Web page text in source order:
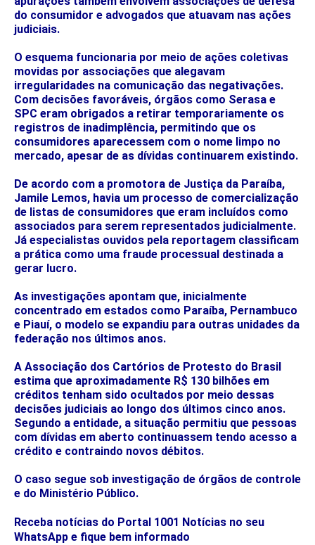
do consumidor e advogados que atuavam nas ações
judiciais.
O esquema funcionaria por meio de ações coletivas
movidas por associações que alegavam
irregularidades na comunicação das negativações.
Com decisões favoráveis, órgãos como Serasa e
SPC eram obrigados a retirar temporariamente os
registros de inadimplência, permitindo que os
consumidores aparecessem com o nome limpo no
mercado, apesar de as dívidas continuarem existindo.
De acordo com a promotora de Justiça da Paraíba,
Jamile Lemos, havia um processo de comercialização
de listas de consumidores que eram incluídos como
associados para serem representados judicialmente.
Já especialistas ouvidos pela reportagem classificam
a prática como uma fraude processual destinada a
gerar lucro.
As investigações apontam que, inicialmente
concentrado em estados como Paraíba, Pernambuco
e Piauí, o modelo se expandiu para outras unidades da
federação nos últimos anos.
A Associação dos Cartórios de Protesto do Brasil
estima que aproximadamente R$ 130 bilhões em
créditos tenham sido ocultados por meio dessas
decisões judiciais ao longo dos últimos cinco anos.
Segundo a entidade, a situação permitiu que pessoas
com dívidas em aberto continuassem tendo acesso a
crédito e contraindo novos débitos.
O caso segue sob investigação de órgãos de controle
e do Ministério Público.
Receba notícias do Portal 1001 Notícias no seu
WhatsApp e fique bem informado